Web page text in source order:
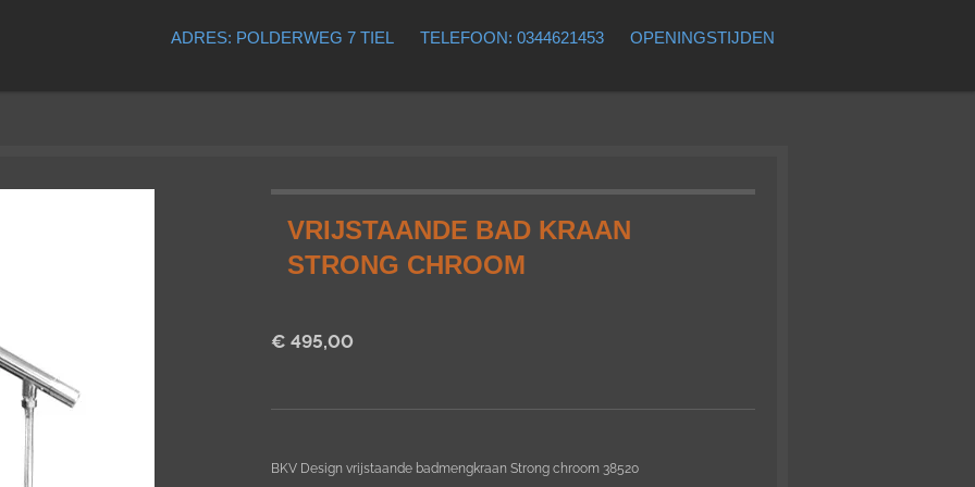
ADRES: POLDERWEG 7 TIEL TELEFOON: 0344621453 OPENINGSTIJDEN
VRIJSTAANDE BAD KRAAN
STRONG CHROOM
€ 495,00
BKV Design vrijstaande badmengkraan Strong chroom 38520